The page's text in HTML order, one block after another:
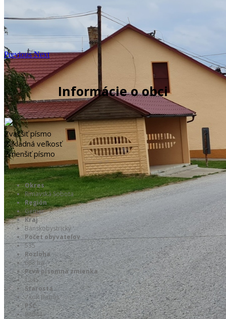
Previous Next
Informácie o obci
Zväčšiť písmo
Základná veľkosť
Zmenšiť písmo
Okres
Rimavská Sobota
Región
Gemer
Kraj
Banskobystrický
Počet obyvateľov
535
Rozloha
683 ha
Prvá písomná zmienka
1245
Starosta
Zsolt Babús
PSČ
98044